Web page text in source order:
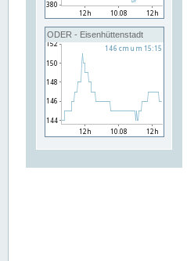
ODER - Eisenhüttenstadt